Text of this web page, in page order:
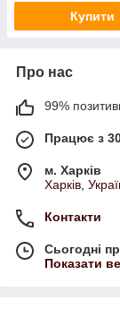
Купити
Про нас
99%
Працює з
м. Харків
Харків,
Контакти
Сьогодні
Показати